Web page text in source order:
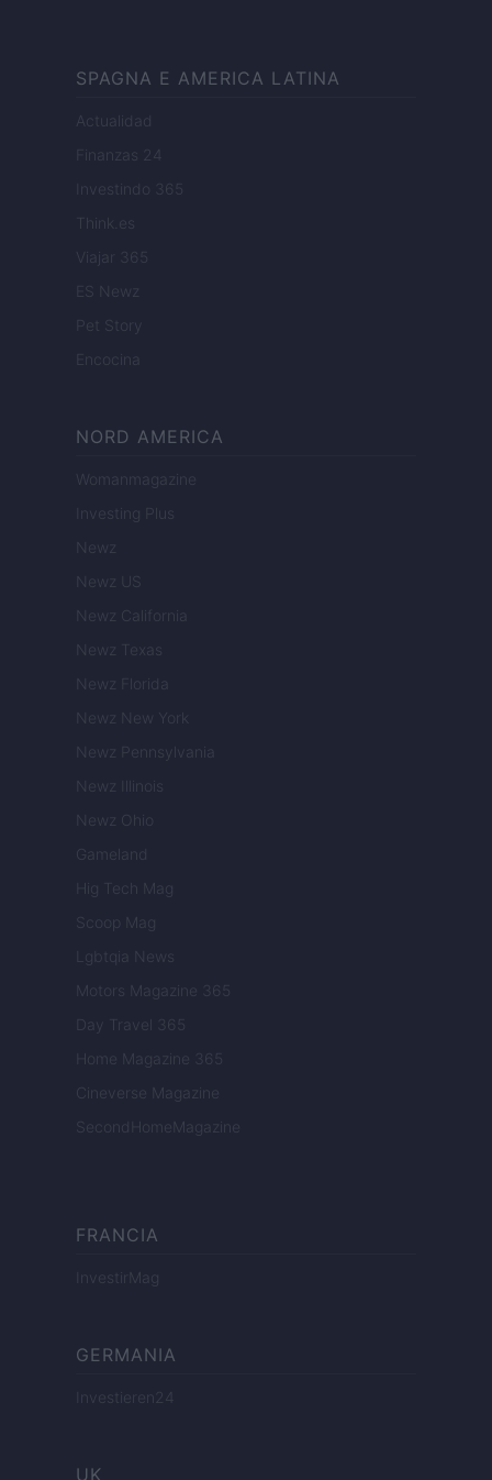
SPAGNA E AMERICA LATINA
Actualidad
Finanzas 24
Investindo 365
Think.es
Viajar 365
ES Newz
Pet Story
Encocina
NORD AMERICA
Womanmagazine
Investing Plus
Newz
Newz US
Newz California
Newz Texas
Newz Florida
Newz New York
Newz Pennsylvania
Newz Illinois
Newz Ohio
Gameland
Hig Tech Mag
Scoop Mag
Lgbtqia News
Motors Magazine 365
Day Travel 365
Home Magazine 365
Cineverse Magazine
SecondHomeMagazine
FRANCIA
InvestirMag
GERMANIA
Investieren24
UK